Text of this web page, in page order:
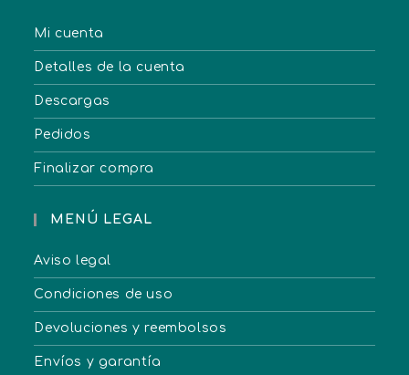
Mi cuenta
Detalles de la cuenta
Descargas
Pedidos
Finalizar compra
MENÚ LEGAL
Aviso legal
Condiciones de uso
Devoluciones y reembolsos
Envíos y garantía